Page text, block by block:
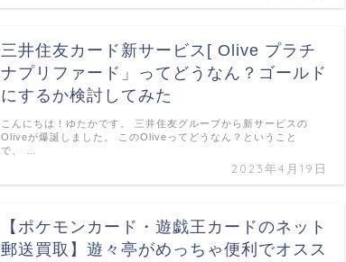
三井住友カード新サービス[ Olive プラチ
ナプリファード」ってどうなん？ゴールド
にするか検討してみた
2023年4月19日
こんにちは！ゆたかです。 三井住友グループから新サービスの
Oliveが爆誕しました。 このOliveってどうなん？ということ
で、 …
【ポケモンカード・遊戯王カードのネット
郵送買取】遊々亭がめっちゃ便利でオスス